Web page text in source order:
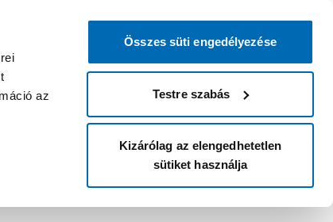
az
Összes süti engedélyezése
Testre szabás
Kizárólag az elengedhetetlen
sütiket használja